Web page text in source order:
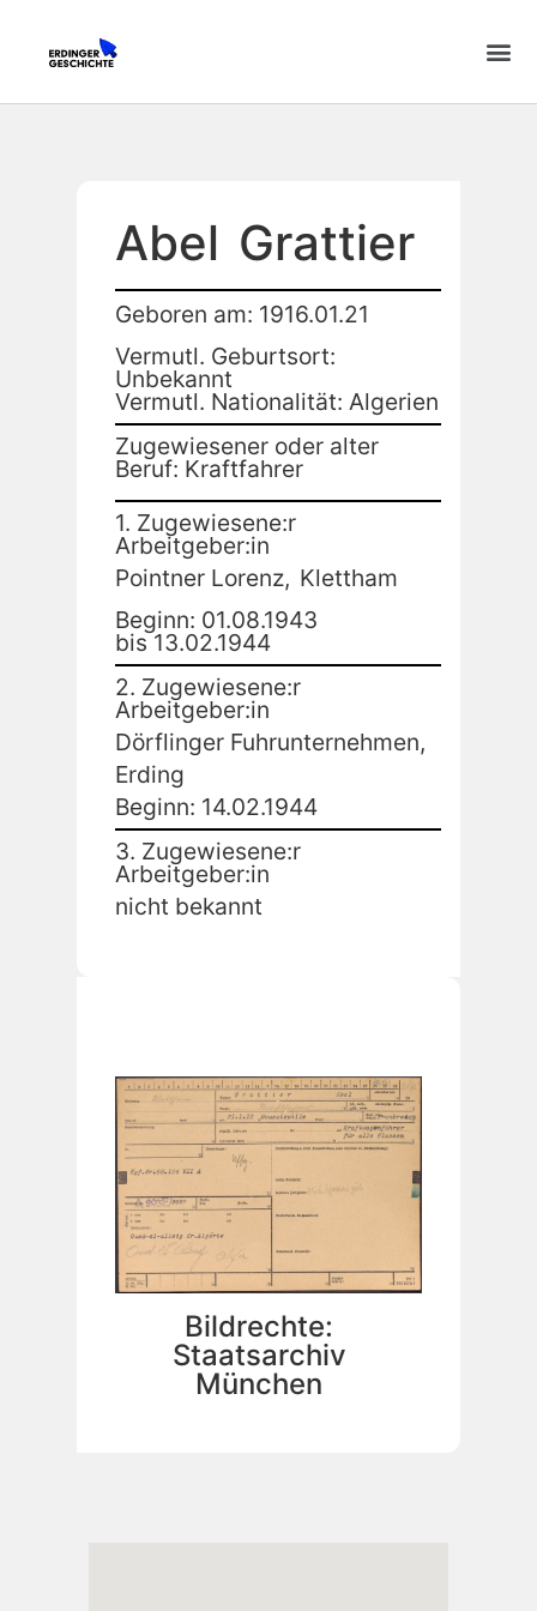
Abel Grattier
Geboren am: 1916.01.21
Vermutl. Geburtsort:
Unbekannt
Vermutl. Nationalität: Algerien
Zugewiesener oder alter
Beruf: Kraftfahrer
1. Zugewiesene:r
Arbeitgeber:in
Pointner Lorenz, Klettham
Beginn: 01.08.1943
bis 13.02.1944
2. Zugewiesene:r
Arbeitgeber:in
Dörflinger Fuhrunternehmen,
Erding
Beginn: 14.02.1944
3. Zugewiesene:r
Arbeitgeber:in
nicht bekannt
Bildrechte:
Staatsarchiv
München